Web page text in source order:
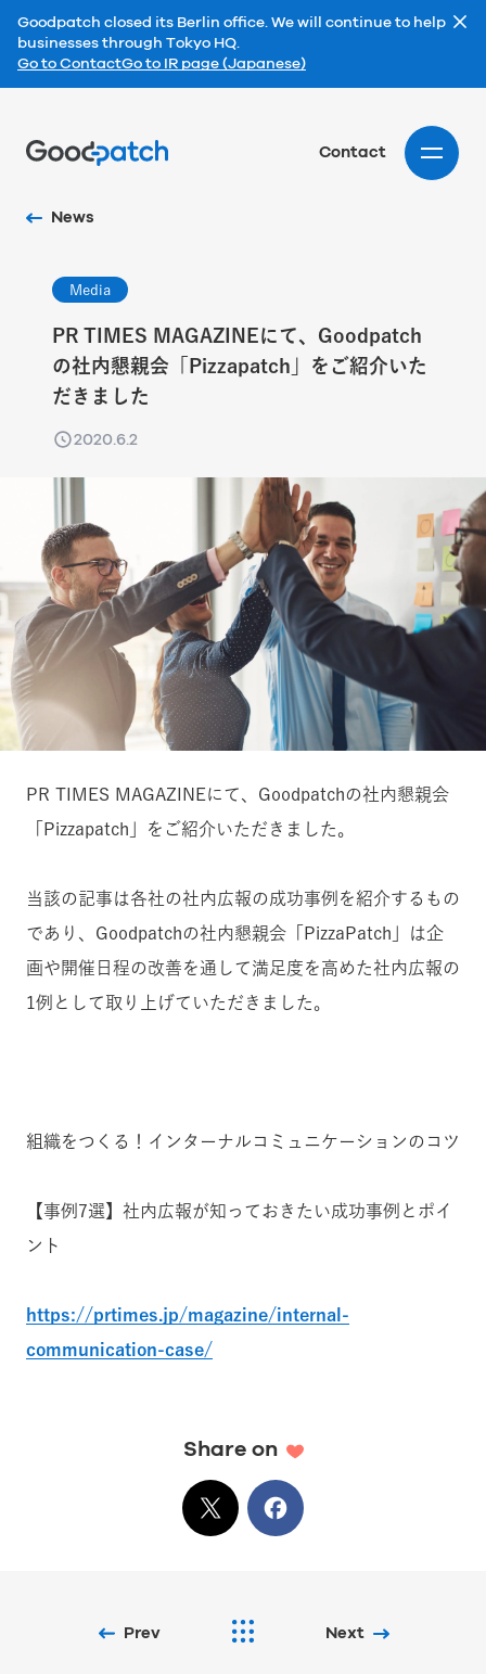
Goodpatch closed its Berlin office. We will continue to help
businesses through Tokyo HQ.
Go to ContactGo to IR page (Japanese)
Contact
News
Media
PR TIMES MAGAZINEにて、Goodpatch
の社内懇親会「Pizzapatch」をご紹介いた
だきました
2020.6.2
PR TIMES MAGAZINEにて、Goodpatchの社内懇親会
「Pizzapatch」をご紹介いただきました。
当該の記事は各社の社内広報の成功事例を紹介するもの
であり、Goodpatchの社内懇親会「PizzaPatch」は企
画や開催日程の改善を通して満足度を高めた社内広報の
1例として取り上げていただきました。
組織をつくる！インターナルコミュニケーションのコツ
【事例7選】社内広報が知っておきたい成功事例とポイ
ント
https://prtimes.jp/magazine/internal-
communication-case/
Share on
XでシェアFacebook
Prev Next